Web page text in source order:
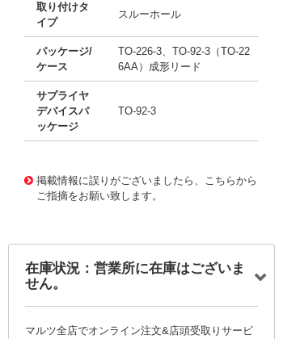
取り付けタ
イプ
スルーホール
パッケージ/
ケース
TO-226-3、TO-92-3（TO-22
6AA）成形リード
サプライヤ
デバイスパ
ッケージ
TO-92-3
掲載情報に誤りがございましたら、こちらから
ご指摘をお願い致します。
在庫状況：営業所に在庫はございま
せん。
マルツ全店でオンライン注文&店頭受取りサービ